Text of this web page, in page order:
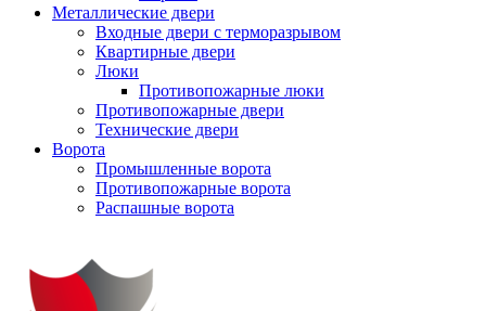
Металлические двери
Входные двери с терморазрывом
Квартирные двери
Люки
Противопожарные люки
Противопожарные двери
Технические двери
Ворота
Промышленные ворота
Противопожарные ворота
Распашные ворота